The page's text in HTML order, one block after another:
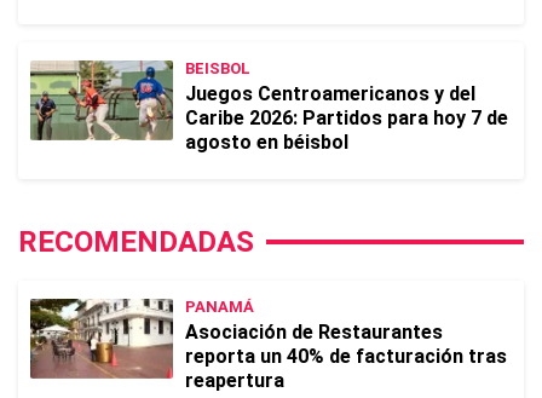
BEISBOL
Juegos Centroamericanos y del
Caribe 2026: Partidos para hoy 7 de
agosto en béisbol
RECOMENDADAS
PANAMÁ
Asociación de Restaurantes
reporta un 40% de facturación tras
reapertura